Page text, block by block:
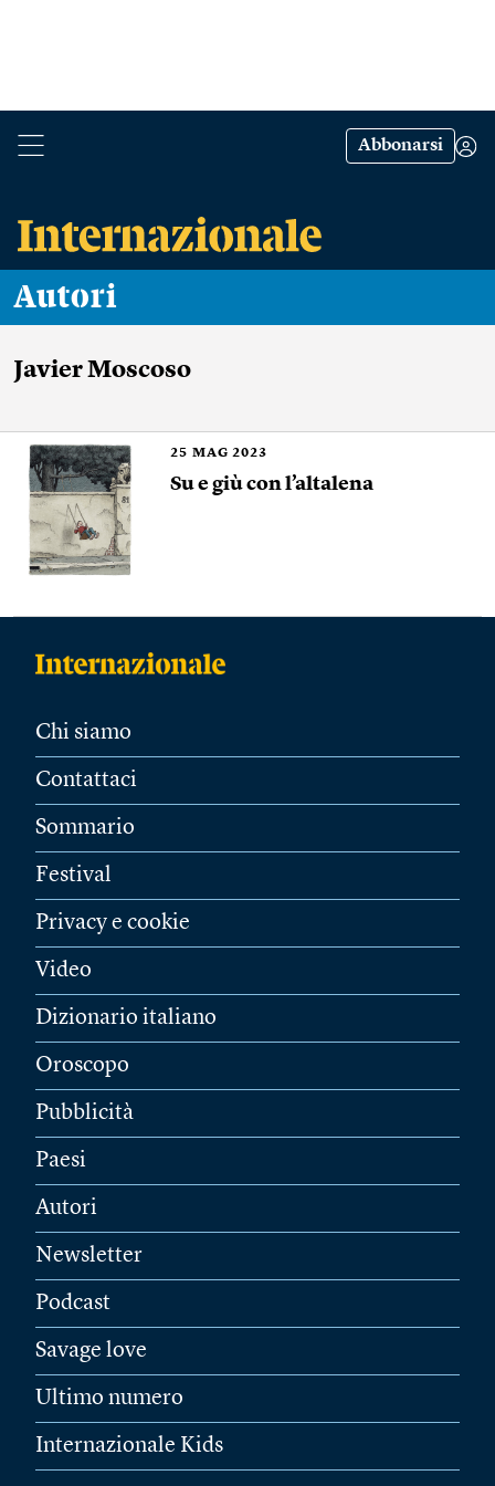
Abbonarsi
Autori
Javier Moscoso
25 MAG 2023
Su e giù con l’altalena
Chi siamo
Contattaci
Sommario
Festival
Privacy e cookie
Video
Dizionario italiano
Oroscopo
Pubblicità
Paesi
Autori
Newsletter
Podcast
Savage love
Ultimo numero
Internazionale Kids